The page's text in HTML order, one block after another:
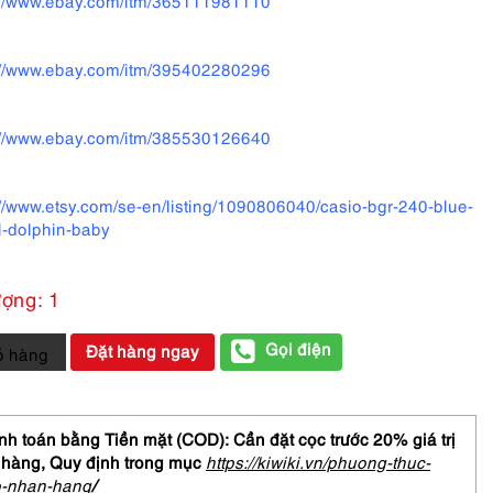
www.ebay.com/itm/395402280296
www.ebay.com/itm/385530126640
www.etsy.com/se-en/listing/1090806040/casio-bgr-240-blue-
dolphin-baby
1
hàng Đặt hàng ngay Gọi điện
toán bằng Tiền mặt (COD): Cần đặt cọc trước 20% giá trị
Quy định trong mục https://kiwiki.vn/phuong-thuc-
nhan-hang/